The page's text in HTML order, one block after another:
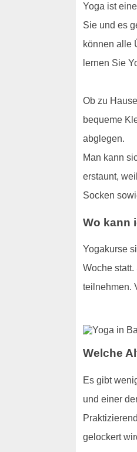
Yoga ist
Sie und es
können alle
lernen Sie
Ob zu
bequeme
abglegen.
Man kann
erstaunt,
Socken
Wo kann
Yogakurse
Woche
teilnehmen.
Welche
Es gibt
und einer
gelockert